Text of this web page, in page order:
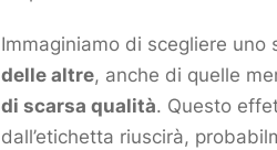
Immaginiamo di scegliere
delle altre, anche di quelle
di scarsa qualità. Questo
dall’etichetta riuscirà,